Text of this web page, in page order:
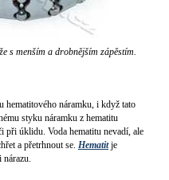
s menším a drobnějším zápěstím.
hematitového náramku, i když tato
styku náramku z hematitu
při úklidu. Voda hematitu nevadí, ale
a přetrhnout se. Hematitje